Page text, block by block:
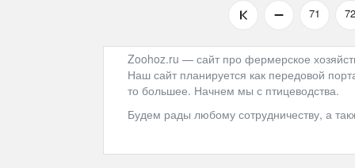
71 72
Zoohoz.ru — сайт про фермерское
Наш сайт планируется как передовой
то большее. Начнем мы с птицеводства.
Будем рады любому сотрудничеству, а